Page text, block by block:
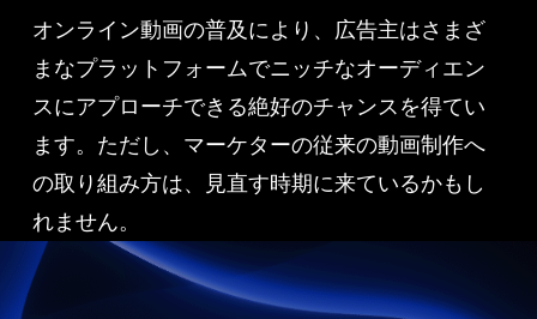
オンライン動画の普及により、広告主はさまざ
まなプラットフォームでニッチなオーディエン
スにアプローチできる絶好のチャンスを得てい
ます。ただし、マーケターの従来の動画制作へ
の取り組み方は、見直す時期に来ているかもし
れません。